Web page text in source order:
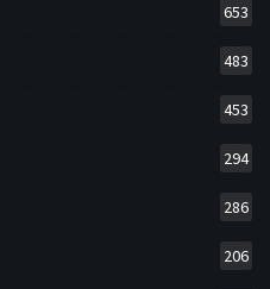
653
483
453
294
286
206